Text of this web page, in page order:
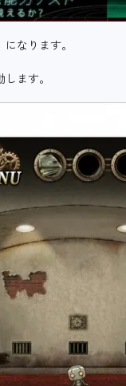
になります。
ます。